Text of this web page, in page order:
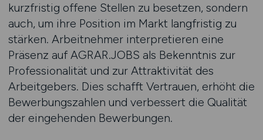
kurzfristig offene Stellen zu besetzen, sondern
auch, um ihre Position im Markt langfristig zu
stärken. Arbeitnehmer interpretieren eine
Präsenz auf AGRAR.JOBS als Bekenntnis zur
Professionalität und zur Attraktivität des
Arbeitgebers. Dies schafft Vertrauen, erhöht die
Bewerbungszahlen und verbessert die Qualität
der eingehenden Bewerbungen.